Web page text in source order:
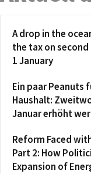
A drop in the
the tax on
1 January
Ein paar Peanuts
Haushalt:
Januar erhöht
Reform Faced
Part 2: How
Expansion of